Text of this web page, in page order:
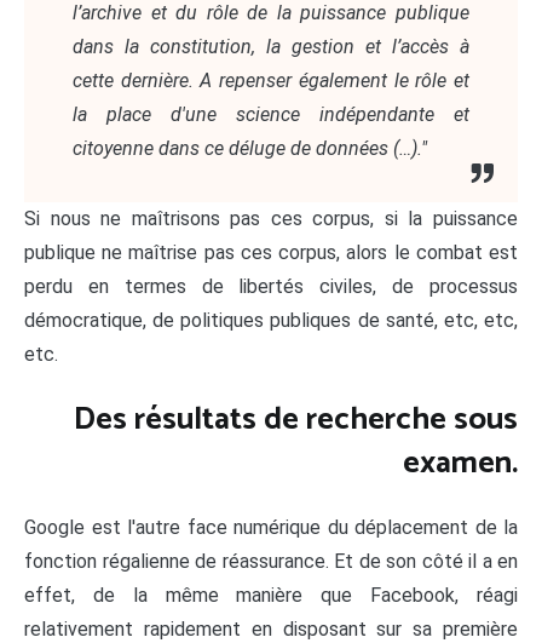
l’archive et du rôle de la puissance publique
dans la constitution, la gestion et l’accès à
cette dernière. A repenser également le rôle et
la place d'une science indépendante et
citoyenne dans ce déluge de données (…)."
Si nous ne maîtrisons pas ces corpus, si la puissance
publique ne maîtrise pas ces corpus, alors le combat est
perdu en termes de libertés civiles, de processus
démocratique, de politiques publiques de santé, etc, etc,
etc.
Des résultats de recherche sous
examen.
Google est l'autre face numérique du déplacement de la
fonction régalienne de réassurance. Et de son côté il a en
effet, de la même manière que Facebook, réagi
relativement rapidement en disposant sur sa première